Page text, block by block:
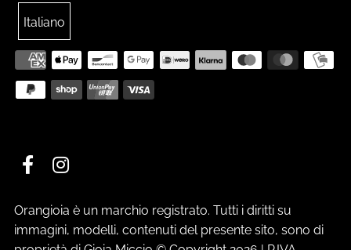
Orangioia è un marchio registrato. Tutti i diritti su
immagini, modelli, contenuti del presente sito, sono di
Italiano